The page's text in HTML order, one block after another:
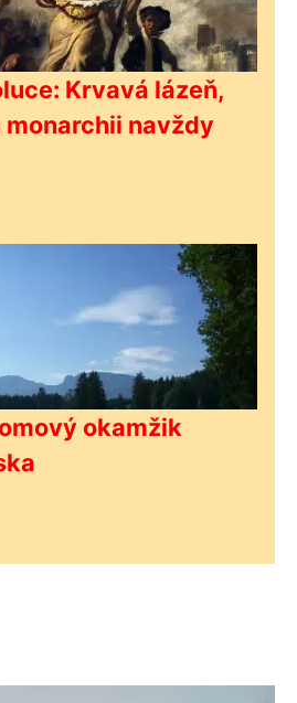
Krvavá lázeň,
navždy
okamžik